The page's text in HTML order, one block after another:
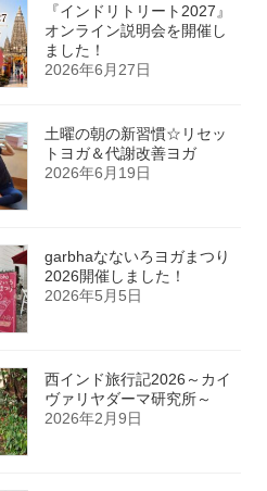
『インドリトリート2027』
オンライン説明会を開催し
ました！
2026年6月27日
土曜の朝の新習慣☆リセッ
トヨガ＆代謝改善ヨガ
2026年6月19日
garbhaなないろヨガまつり
2026開催しました！
2026年5月5日
西インド旅行記2026～カイ
ヴァリヤダーマ研究所～
2026年2月9日